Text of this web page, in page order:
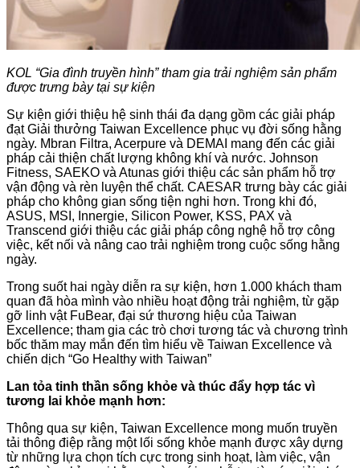
KOL “Gia đình truyền hình” tham gia trải nghiệm sản phẩm
được trưng bày tại sự kiện
Sự kiện giới thiệu hệ sinh thái đa dạng gồm các giải pháp
đạt Giải thưởng Taiwan Excellence phục vụ đời sống hằng
ngày. Mbran Filtra, Acerpure và DEMAI mang đến các giải
pháp cải thiện chất lượng không khí và nước. Johnson
Fitness, SAEKO và Atunas giới thiệu các sản phẩm hỗ trợ
vận động và rèn luyện thể chất. CAESAR trưng bày các giải
pháp cho không gian sống tiện nghi hơn. Trong khi đó,
ASUS, MSI, Innergie, Silicon Power, KSS, PAX và
Transcend giới thiệu các giải pháp công nghệ hỗ trợ công
việc, kết nối và nâng cao trải nghiệm trong cuộc sống hằng
ngày.
Trong suốt hai ngày diễn ra sự kiện, hơn 1.000 khách tham
quan đã hòa mình vào nhiều hoạt động trải nghiệm, từ gặp
gỡ linh vật FuBear, đại sứ thương hiệu của Taiwan
Excellence; tham gia các trò chơi tương tác và chương trình
bốc thăm may mắn đến tìm hiểu về Taiwan Excellence và
chiến dịch “Go Healthy with Taiwan”
Lan tỏa tinh thần sống khỏe và thúc đẩy hợp tác vì
tương lai khỏe mạnh hơn:
Thông qua sự kiện, Taiwan Excellence mong muốn truyền
tải thông điệp rằng một lối sống khỏe mạnh được xây dựng
từ những lựa chọn tích cực trong sinh hoạt, làm việc, vận